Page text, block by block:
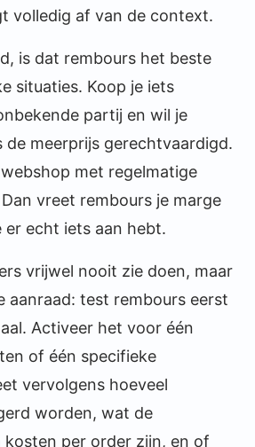
volledig af van de context.
is dat rembours het beste
situaties. Koop je iets
partij en wil je
de meerprijs gerechtvaardigd.
met regelmatige
vreet rembours je marge
er echt iets aan hebt.
vrijwel nooit zie doen, maar
aanraad: test rembours eerst
Activeer het voor één
of één specifieke
vervolgens hoeveel
worden, wat de
kosten per order zijn, en of